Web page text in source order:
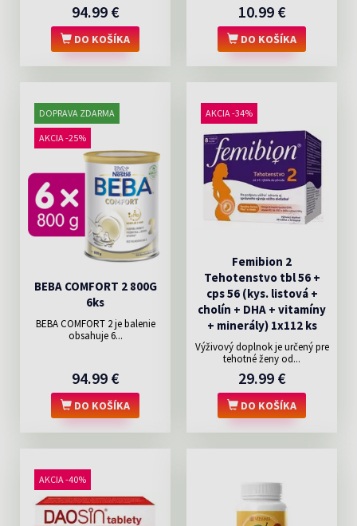
94.99 €
DO KOŠÍKA
10.99 €
DO KOŠÍKA
DOPRAVA ZDARMA
AKCIA -25%
BEBA COMFORT 2 800G
6ks
BEBA COMFORT 2 je balenie
obsahuje 6...
94.99 €
DO KOŠÍKA
AKCIA -34%
Femibion 2
Tehotenstvo tbl 56 +
cps 56 (kys. listová +
cholín + DHA + vitamíny
+ minerály) 1x112 ks
Výživový doplnok je určený pre
tehotné ženy od...
29.99 €
DO KOŠÍKA
AKCIA -40%